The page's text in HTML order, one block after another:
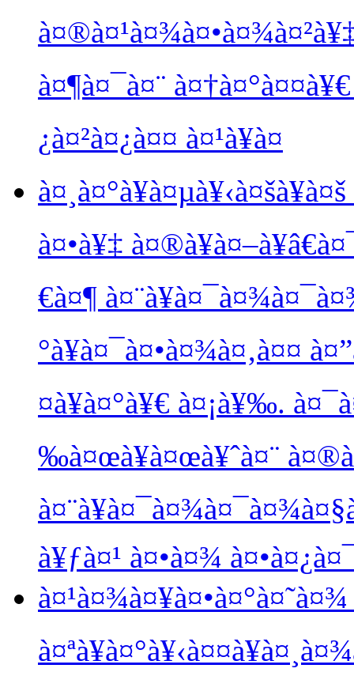
à¤¶à¤¯à¤¨
¿à¤²à¤¿à¤¤ à¤¹à¥à¤
à¤•à¥‡
€à¤¶
°à¥à¤¯à¤•à¤¾à¤‚à¤¤
¤à¥à¤°à¥€ à¤¡à¥‰.
‰à¤œà¥à¤œà¥ˆà¤¨
à¥ƒà¤¹ à¤•à¤¾
à¤¹à¤¾à¤¥à¤•à¤°à¤˜à¤¾